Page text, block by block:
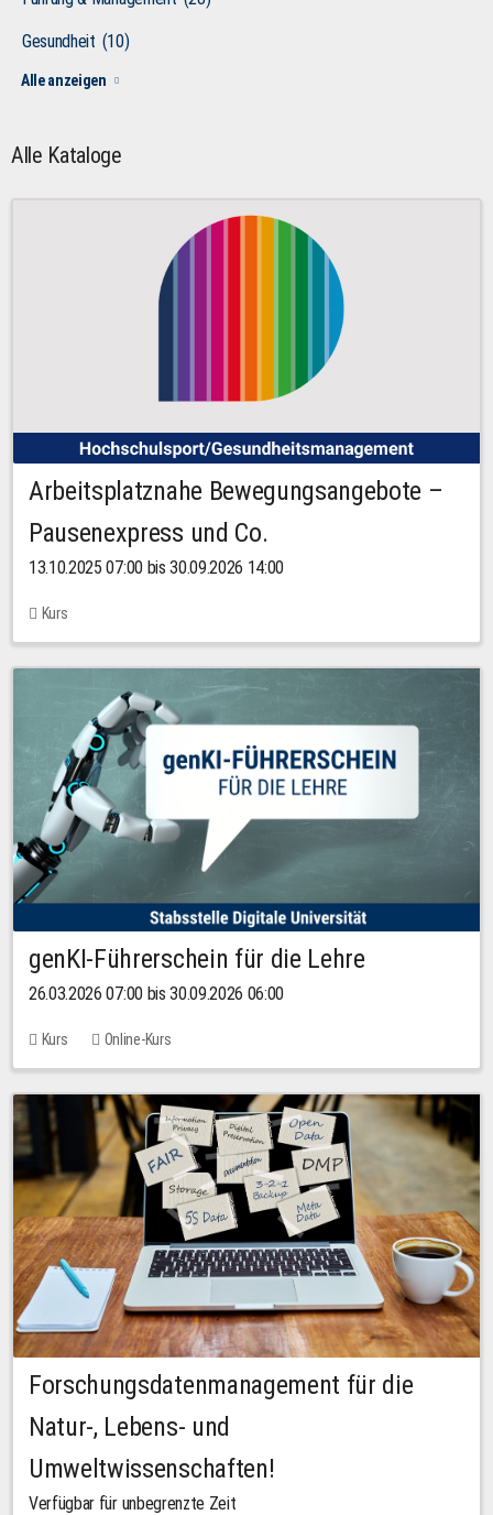
Gesundheit (10)
Alle anzeigen
Alle Kataloge
Arbeitsplatznahe Bewegungsangebote –
Pausenexpress und Co.
13.10.2025 07:00 bis 30.09.2026 14:00
Kurs
genKI-Führerschein für die Lehre
26.03.2026 07:00 bis 30.09.2026 06:00
Kurs Online-Kurs
Forschungsdatenmanagement für die
Natur-, Lebens- und
Umweltwissenschaften!
Verfügbar für unbegrenzte Zeit